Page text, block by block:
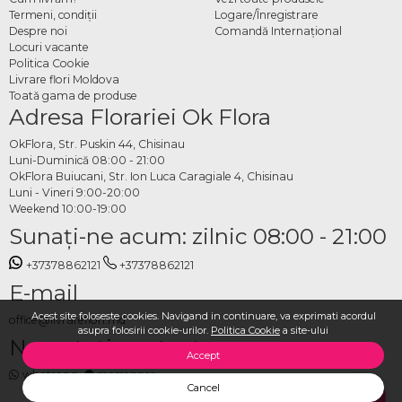
Acest site foloseste cookies. Navigand in continuare, va exprimati acordul
asupra folosirii cookie-urilor. Politica Cookie a site-ului
Accept
Cancel
Alegi formatul și dimensiunea dorită din categorie, specifici data și adresa de
livrare și plasezi comanda în câteva minute. Echipa OkFlora se ocupă de
pregătirea lalelelor albe proaspete și de livrare la timp, astfel încât buchetul să
ajungă exact când trebuie și în cea mai bună formă.
Termeni, condiţii
Despre noi
Locuri vacante
Politica Cookie
Livrare flori Moldova
Toată gama de produse
Logare/Înregistrare
Comandă Internațional
Adresa Florariei Ok Flora
OkFlora, Str. Puskin 44, Chisinau
Luni-Duminică 08:00 - 21:00
OkFlora Buiucani, Str. Ion Luca Caragiale 4, Chisinau
Luni - Vineri 9:00-20:00
Weekend 10:00-19:00
Sunaţi-ne acum: zilnic 08:00 - 21:00
+37378862121 +37378862121
E-mail
office@livrareflori.md
Ne puteți contacta:
whatsapp, messenger